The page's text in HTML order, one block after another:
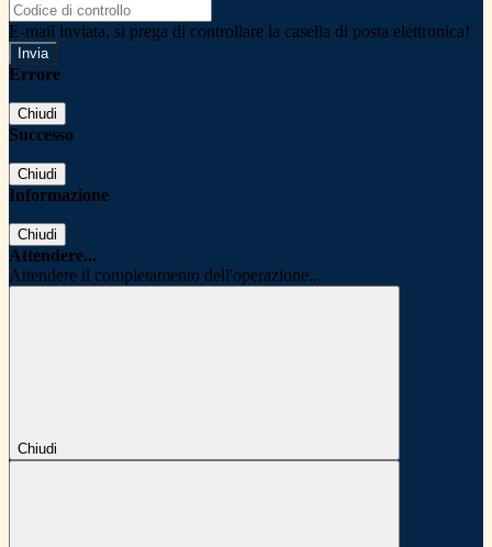
E-mail inviata, si prega di controllare la casella di posta elettronica!
Errore
Chiudi
Successo
Chiudi
Informazione
Chiudi
Attendere...
Attendere il completamento dell'operazione...
Chiudi